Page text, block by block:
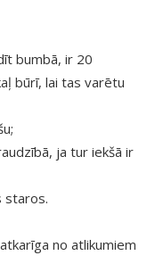
bumbā, ir 20
būr­ī, lai tas varētu
ja tur iekšā ir
staros.
no atlikumiem